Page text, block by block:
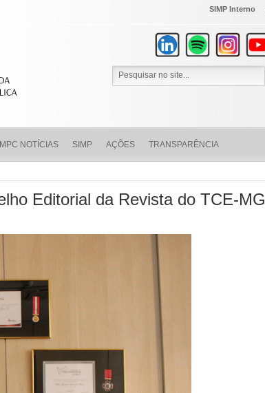
SIMP Interno
MPC NOTÍCIAS SIMP AÇÕES TRANSPARÊNCIA
Editorial da Revista do TCE-MG